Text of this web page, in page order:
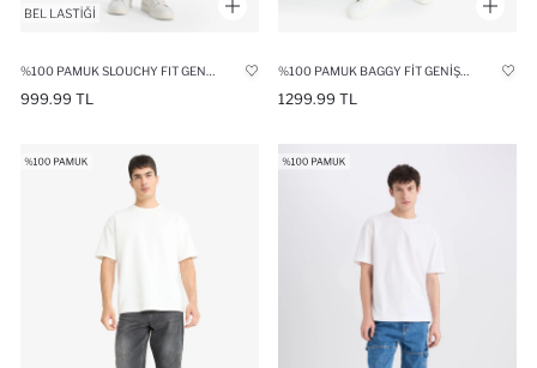
999.99 TL 1299.99 TL